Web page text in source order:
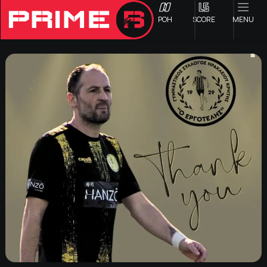
ΡΟΗ SCORE MENU
Γ ΕΘΝΙΚΗ
Α1 ΕΠΣΗ
Α2 ΕΠΣΗ
Β1 ΕΠΣΗ
Β2 ΕΠΣΗ